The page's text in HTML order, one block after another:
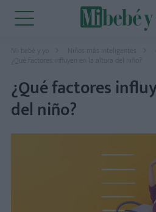
Mi bebé y yo Niños más inteligentes
¿Qué factores influyen en la altura del niño?
¿Qué factores
del niño?